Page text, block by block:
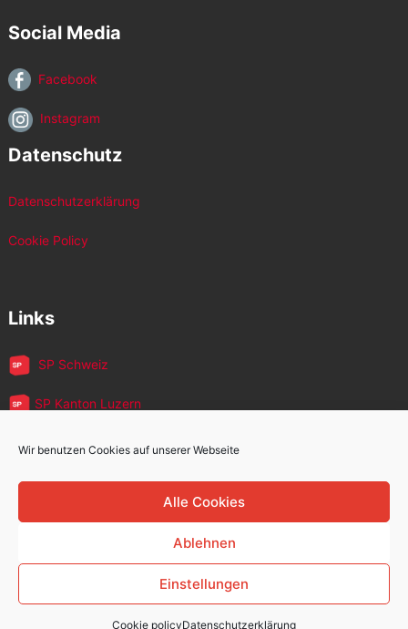
Wir benutzen Cookies auf unserer Webseite
Alle Cookies
Ablehnen
Einstellungen
Cookie policyDatenschutzerklärung
Social Media
Facebook
Instagram
Datenschutz
Datenschutzerklärung
Cookie Policy
Links
SP Schweiz
SP Kanton Luzern
JUSO Luzern
SP MigrantInnen
SP 60+
Sozialdemokratische Partei KriensCopyright © 2026.